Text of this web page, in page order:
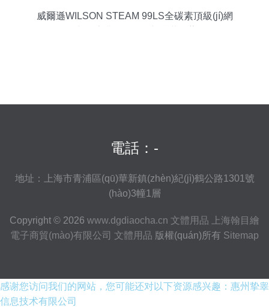
威爾遜WILSON STEAM 99LS全碳素頂級(jí)網
電話：-
地址：上海市青浦區(qū)華新鎮(zhèn)紀(jì)鶴公路1301號
(hào)3幢1層
Copyright © 2026 www.dgdiaocha.cn 文體用品
上海翰目繪
電子商貿(mào)有限公司 文體用品 版權(quán)所有 Sitemap
感谢您访问我们的网站，您可能还对以下资源感兴趣：惠州挚睾
信息技术有限公司